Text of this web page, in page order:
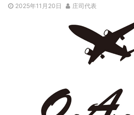
2025年11月20日 庄司代表